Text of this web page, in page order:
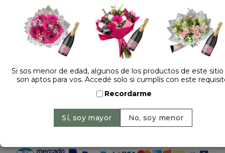
Dejá tu opinión
PELUCHE OSO CON MAMADERA NACIMIENTO
2695
Si sos menor de edad, algunos de los productos de este
son aptos para vos. Accedé solo si cumplís con este
Recordarme